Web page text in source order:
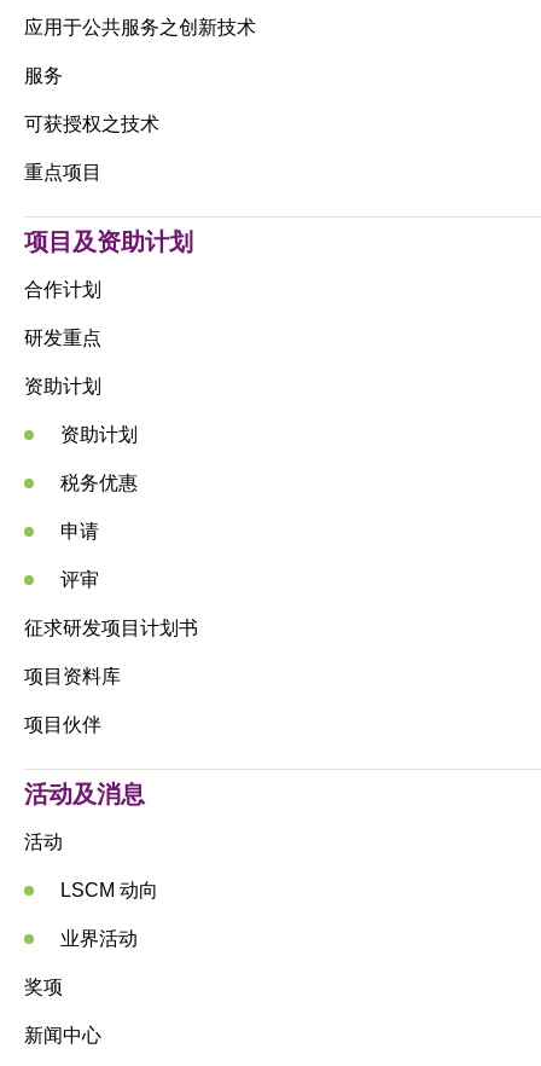
应用于公共服务之创新技术
服务
可获授权之技术
重点项目
项目及资助计划
合作计划
研发重点
资助计划
资助计划
税务优惠
申请
评审
征求研发项目计划书
项目资料库
项目伙伴
活动及消息
活动
LSCM 动向
业界活动
奖项
新闻中心